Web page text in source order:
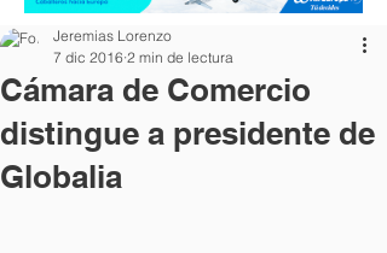
Cámara de Comercio
distingue a presidente de
Globalia
Jeremias Lorenzo
7 dic 2016 2 min de lectura